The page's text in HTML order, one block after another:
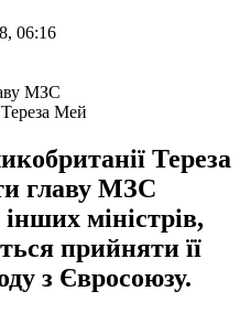
06:16
Мей
Тереза
главу МЗС
міністрів,
прийняти її
з Євросоюзу.